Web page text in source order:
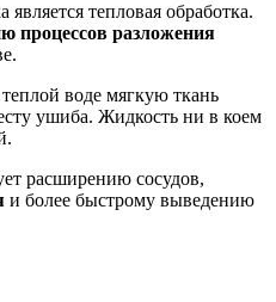
тепловая обработка.
процессов разложения
воде мягкую ткань
ушиба. Жидкость ни в коем
расширению сосудов,
и более быстрому выведению